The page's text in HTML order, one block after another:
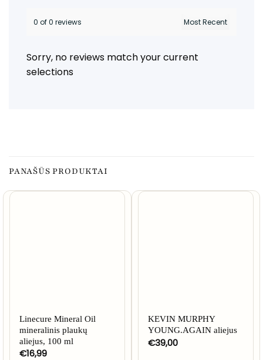
0 of 0 reviews
Sorry, no reviews match your current
selections
PANAŠŪS PRODUKTAI
Linecure Mineral Oil
mineralinis plaukų
aliejus, 100 ml
€16,99
KEVIN MURPHY
YOUNG.AGAIN aliejus
€39,00